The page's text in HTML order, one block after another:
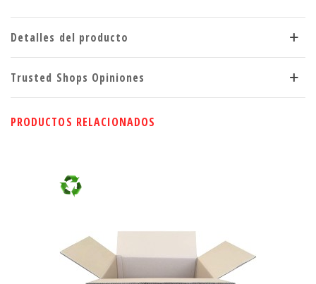
Detalles del producto
Trusted Shops Opiniones
PRODUCTOS RELACIONADOS